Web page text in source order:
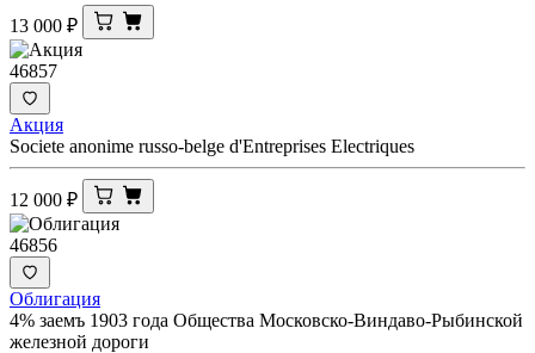
13 000 ₽
46857
Акция
Societe anonime russo-belge d'Entreprises Electriques
12 000 ₽
46856
Облигация
4% заемъ 1903 года Общества Московско-Виндаво-Рыбинской
железной дороги